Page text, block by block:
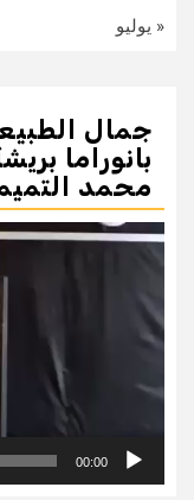
« يوليو
جمال
بانوراما
محمد
مشغل
الفيديو
00:00